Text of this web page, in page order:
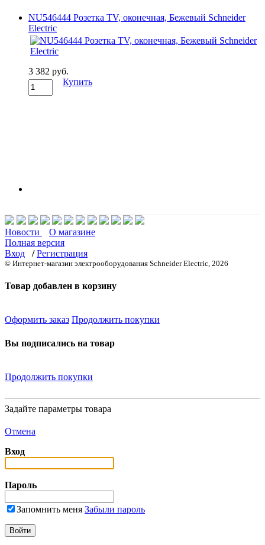
NU546444 Розетка TV, оконечная, Бежевый Schneider
Electric
3 382 руб.
Купить
Новости
О магазине
Полная версия
Вход
/ Регистрация
© Интернет-магазин электрооборудования Schneider Electric, 2026
Товар добавлен в корзину
Оформить заказ Продолжить покупки
Вы подписались на товар
Продолжить покупки
Задайте параметры товара
Отмена
Вход
Пароль
Запомнить меня Забыли пароль